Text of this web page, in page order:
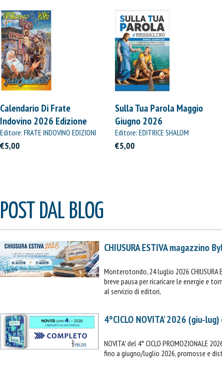
Calendario Di Frate
Indovino 2026 Edizione
Straordinaria
Editore: FRATE INDOVINO EDIZIONI
€5,00
Sulla Tua Parola Maggio
Giugno 2026
Editore: EDITRICE SHALOM
€5,00
POST DAL BLOG
CHIUSURA ESTIVA magazzino
Monterotondo, 24 luglio 2026 CHIUSURA
breve pausa per ricaricare le energie e
al servizio di editori,
4°CICLO NOVITA' 2026 (giu-
NOVITA' del 4° CICLO PROMOZIONALE
fino a giugno/luglio 2026, promosse e